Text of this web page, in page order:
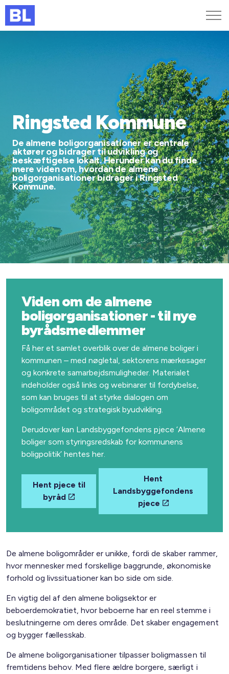
Ringsted Kommune
De almene boligorganisationer er centrale
aktører og bidrager til udvikling og
beskæftigelse lokalt. Herunder kan du finde
mere viden om, hvordan de almene
boligorganisationer bidrager i Ringsted
Kommune.
Viden om de almene
boligorganisationer - til nye
byrådsmedlemmer
Få her et samlet overblik over de almene boliger i
kommunen – med nøgletal, sektorens mærkesager
og konkrete samarbejdsmuligheder. Materialet
indeholder også links og webinarer til fordybelse,
som kan bruges til at styrke dialogen om
boligområdet og strategisk byudvikling.
Derudover kan Landsbyggefondens pjece ’Almene
boliger som styringsredskab for kommunens
boligpolitik’ hentes her.
Hent pjece til
byråd
Hent
Landsbyggefondens
pjece
De almene boligområder er unikke, fordi de skaber rammer,
hvor mennesker med forskellige baggrunde, økonomiske
forhold og livssituationer kan bo side om side.
En vigtig del af den almene boligsektor er
beboerdemokratiet, hvor beboerne har en reel stemme i
beslutningerne om deres område. Det skaber engagement
og bygger fællesskab.
De almene boligorganisationer tilpasser boligmassen til
fremtidens behov. Med flere ældre borgere, særligt i